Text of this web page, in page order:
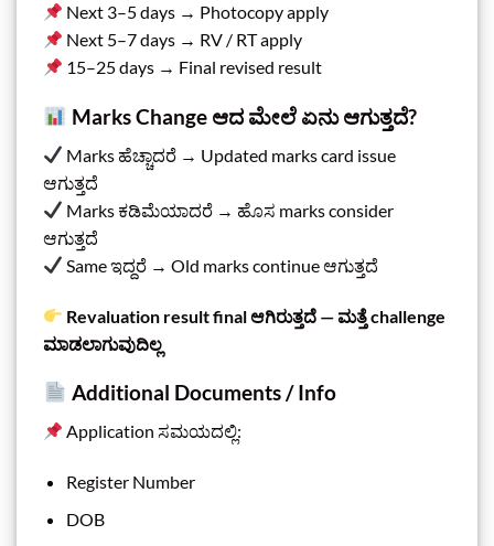
Next 3–5 days → Photocopy apply
Next 5–7 days → RV / RT apply
15–25 days → Final revised result
Marks Change ಆದ ಮೇಲೆ ಏನು ಆಗುತ್ತದೆ?
Marks ಹೆಚ್ಚಾದರೆ → Updated marks card issue
ಆಗುತ್ತದೆ
Marks ಕಡಿಮೆಯಾದರೆ → ಹೊಸ marks consider
ಆಗುತ್ತದೆ
Same ಇದ್ದರೆ → Old marks continue ಆಗುತ್ತದೆ
Revaluation result final ಆಗಿರುತ್ತದೆ — ಮತ್ತೆ challenge
ಮಾಡಲಾಗುವುದಿಲ್ಲ
Additional Documents / Info
Application ಸಮಯದಲ್ಲಿ:
Register Number
DOB